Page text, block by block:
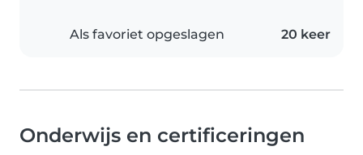
Als favoriet opgeslagen 20 keer
Onderwijs en certificeringen